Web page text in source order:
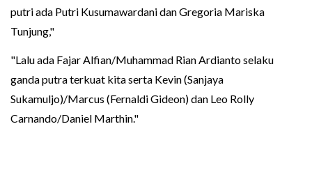
putri ada Putri Kusumawardani dan Gregoria Mariska
Tunjung,"
"Lalu ada Fajar Alfian/Muhammad Rian Ardianto selaku
ganda putra terkuat kita serta Kevin (Sanjaya
Sukamuljo)/Marcus (Fernaldi Gideon) dan Leo Rolly
Carnando/Daniel Marthin."